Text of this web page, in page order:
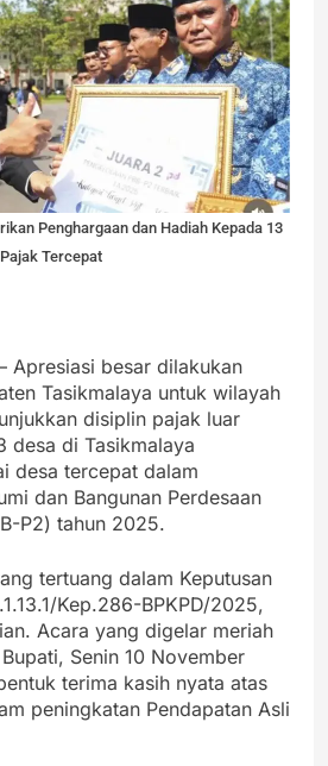
Penghargaan dan Hadiah Kepada 13
Tercepat
Apresiasi besar dilakukan
Tasikmalaya untuk wilayah
disiplin pajak luar
desa di Tasikmalaya
desa tercepat dalam
dan Bangunan Perdesaan
P2) tahun 2025.
tertuang dalam Keputusan
Kep.286-BPKPD/2025,
Acara yang digelar meriah
Senin 10 November
terima kasih nyata atas
peningkatan Pendapatan Asli